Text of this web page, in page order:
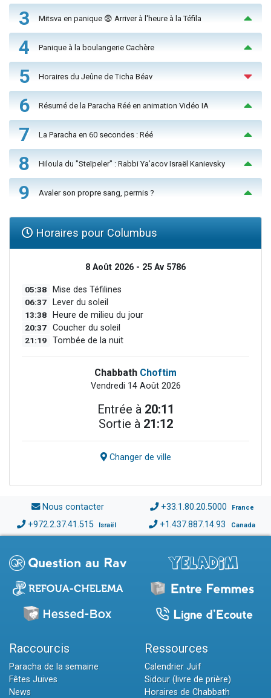
3 Mitsva en panique 😨 Arriver à l'heure à la Téfila
4 Panique à la boulangerie Cachère
5 Horaires du Jeûne de Ticha Béav
6 Résumé de la Paracha Réé en animation Vidéo IA
7 La Paracha en 60 secondes : Réé
8 Hiloula du "Steïpeler" : Rabbi Ya’acov Israël Kanievsky
9 Avaler son propre sang, permis ?
Horaires pour Columbus
8 Août 2026 - 25 Av 5786
05:38 Mise des Téfilines
06:37 Lever du soleil
13:38 Heure de milieu du jour
20:37 Coucher du soleil
21:19 Tombée de la nuit
Chabbath Choftim
Vendredi 14 Août 2026
Entrée à 20:11
Sortie à 21:12
Changer de ville
Nous contacter +33.1.80.20.5000 France
+972.2.37.41.515 Israël +1.437.887.14.93 Canada
Raccourcis
Paracha de la semaine
Fêtes Juives
News
Ressources
Calendrier Juif
Sidour (livre de prière)
Horaires de Chabbath